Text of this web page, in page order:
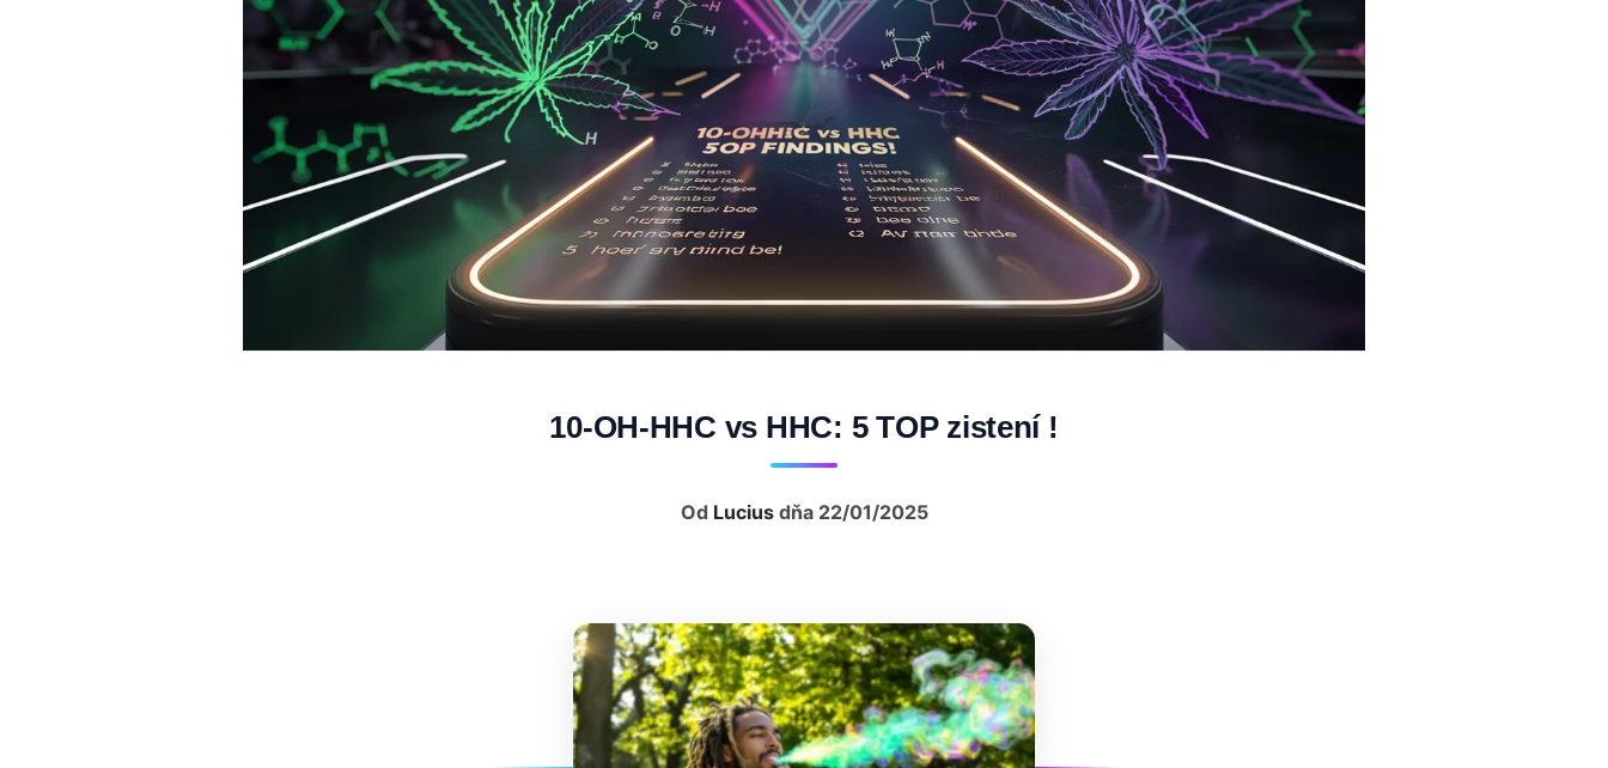
10-OH-HHC vs HHC: 5 TOP zistení !
Od Lucius dňa 22/01/2025